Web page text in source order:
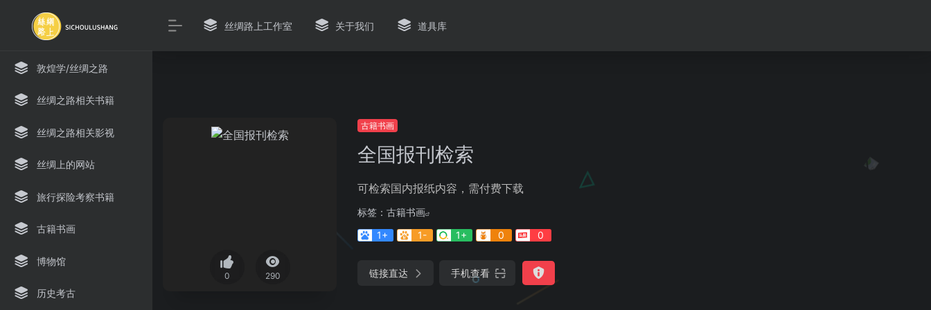
敦煌学/丝绸之路
丝绸之路相关书籍
丝绸之路相关影视
丝绸上的网站
旅行探险考察书籍
古籍书画
博物馆
历史考古
丝绸路上工作室 关于我们 道具库
0 290
古籍书画
全国报刊检索
可检索国内报纸内容，需付费下载
标签： 古籍书画
1+
1- 1+ 0 0
链接直达 手机查看